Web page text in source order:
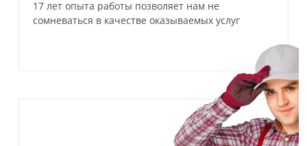
17 лет опыта работы позволяет нам не
сомневаться в качестве оказываемых услуг